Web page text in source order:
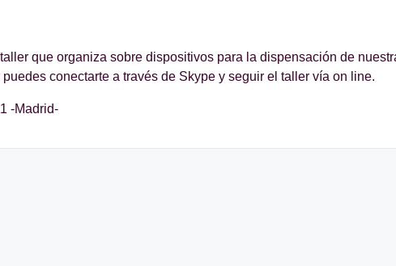
que organiza sobre dispositivos para la dispensación de
conectarte a través de Skype y seguir el taller vía on line.
-Madrid-